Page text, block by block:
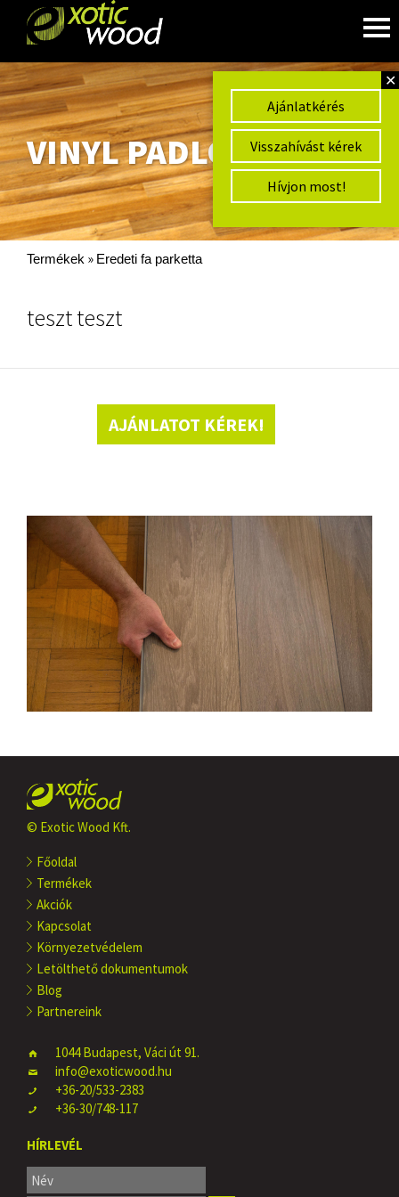
✕
Ajánlatkérés
Visszahívást kérek
Hívjon most!
VINYL PADLÓ
Termékek » Eredeti fa parketta
teszt teszt
AJÁNLATOT KÉREK!
© Exotic Wood Kft.
Főoldal
Termékek
Akciók
Kapcsolat
Környezetvédelem
Letölthető dokumentumok
Blog
Partnereink
1044 Budapest, Váci út 91.
info@exoticwood.hu
+36-20/533-2383
+36-30/748-117
HÍRLEVÉL